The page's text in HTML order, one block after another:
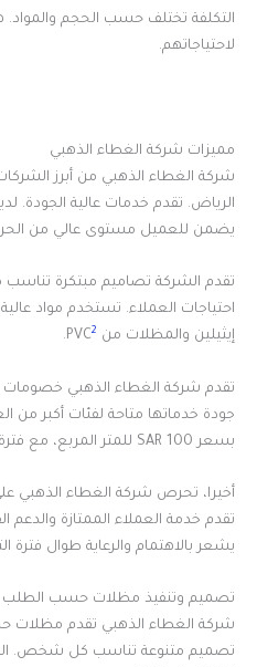
التكلفة تختلف حسب الحجم والمواد.
لاحتياجاتهم.
مميزات شركة الغطاء الذهبي
شركة الغطاء الذهبي من أبرز
يضمن للعميل مستوى عالي من
تقدم الشركة تصاميم مبتكرة تناسب
احتياجات العملاء. تستخدم مواد
إيثيلين والمظلات من PVC 2
.
جودة خدماتها متاحة لفئات أكبر من
بسعر 100 SAR للمتر المربع، مع فترة تركيب يوم واحد
أخيرا، تحرص شركة الغطاء الذهبي
تقدم خدمة العملاء الممتازة
يشعر بالاهتمام والرعاية طوال فترة
تصميم وتنفيذ مظلات حسب الطلب
شركة الغطاء الذهبي تقدم مظلات
تصميم متنوعة تناسب كل شخص.